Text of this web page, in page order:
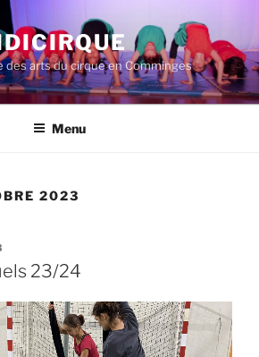
des arts du cirque en Comminges
Menu
2023
23/24